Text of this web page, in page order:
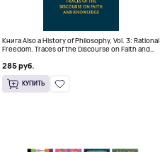
Книга Also a History of Philosophy, Vol. 3: Rational
Freedom. Traces of the Discourse on Faith and
285 руб.
КУПИТЬ